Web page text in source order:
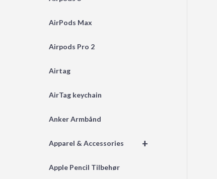
AirPods Max
Airpods Pro 2
Airtag
AirTag keychain
Anker Armbånd
+
Apparel & Accessories
Apple Pencil Tilbehør